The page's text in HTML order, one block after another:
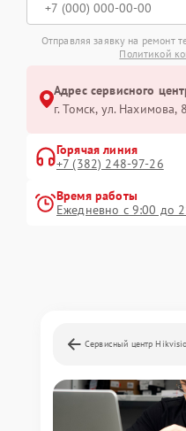
Отправляя заявку на ремонт
Политикой
Адрес сервисного
г. Томск, ул. Нахимова,
Горячая линия
+7 (382) 248-97-26
Время работы
Ежедневно с 9:00 до
Сервисный центр